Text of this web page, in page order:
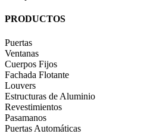
PRODUCTOS
Puertas
Ventanas
Cuerpos Fijos
Fachada Flotante
Louvers
Estructuras de Aluminio
Revestimientos
Pasamanos
Puertas Automáticas